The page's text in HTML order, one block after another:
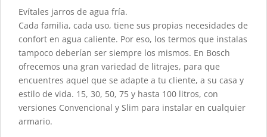
Evítales jarros de agua fría.
Cada familia, cada uso, tiene sus propias necesidades de
confort en agua caliente. Por eso, los termos que instalas
tampoco deberían ser siempre los mismos. En Bosch
ofrecemos una gran variedad de litrajes, para que
encuentres aquel que se adapte a tu cliente, a su casa y
estilo de vida. 15, 30, 50, 75 y hasta 100 litros, con
versiones Convencional y Slim para instalar en cualquier
armario.